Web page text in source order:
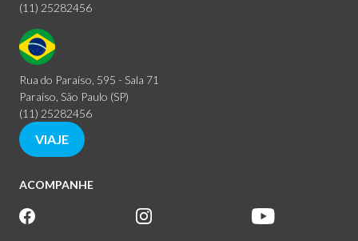
(11) 25282456
Rua do Paraíso, 595 - Sala 71
Paraíso, São Paulo (SP)
(11) 25282456
VIAJE
ACOMPANHE